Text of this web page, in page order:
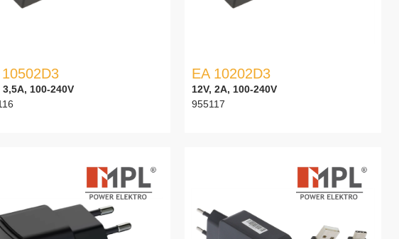
10502D3
3,5A, 100-240V
EA 10202D3
12V, 2A, 100-240V
955117